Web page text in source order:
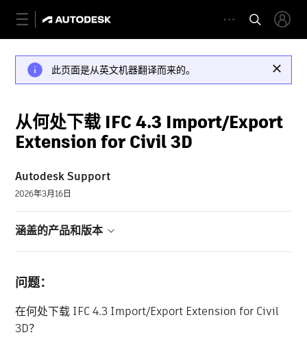
此页面是从英文机器翻译而来的。
从何处下载 IFC 4.3 Import/Export
Extension for Civil 3D
Autodesk Support
2026年3月16日
涵盖的产品和版本
问题：
在何处下载 IFC 4.3 Import/Export Extension for Civil
3D？